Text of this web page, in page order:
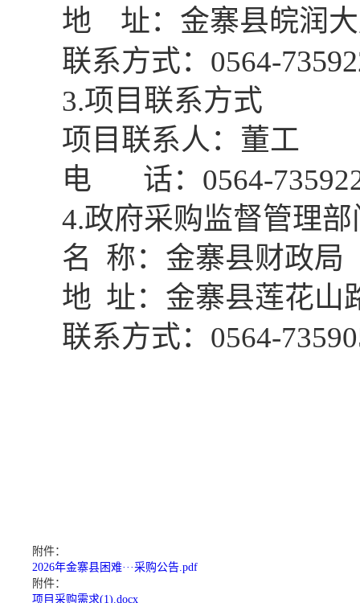
地
址：金寨县皖润
联系方式： 0564-
3.项目联系方式
项目联系人：董工
电
话：0564-
4.政府采购监督管理
名 称：金寨县财政局
地 址：金寨县莲花山
联系方式： 0564-
附件：
2026年金寨县困难···采购公告.pdf
附件：
项目采购需求(1).docx